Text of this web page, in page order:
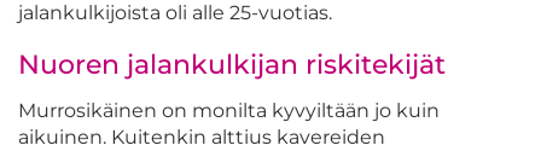
jalankulkijoista oli alle 25-vuotias.
Nuoren jalankulkijan riskitekijät
Murrosikäinen on monilta kyvyiltään jo kuin
aikuinen. Kuitenkin alttius kavereiden